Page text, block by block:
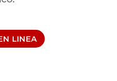
DE 41 MM
LINEA